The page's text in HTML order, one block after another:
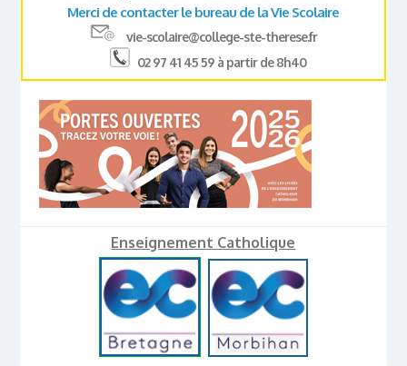
Merci de contacter le bureau de la Vie Scolaire
vie-scolaire@college-ste-therese.fr
02 97 41 45 59 à partir de 8h40
Enseignement Catholique